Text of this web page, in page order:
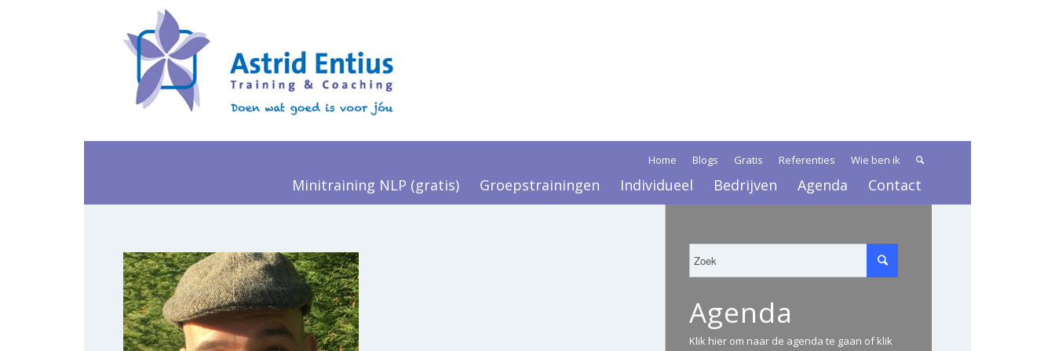
Home Blogs Gratis Referenties Wie ben ik
Minitraining NLP (gratis) Groepstrainingen Individueel Bedrijven Agenda Contact
Agenda
Klik hier om naar de agenda te gaan of klik